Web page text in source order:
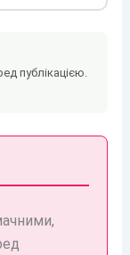
публікацією.